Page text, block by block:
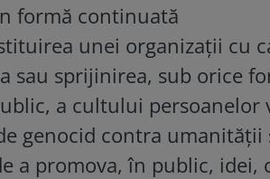
formă continuată
unei organizaţii cu
sau sprijinirea, sub orice
a cultului persoanelor
genocid contra umanităţii
a promova, în public, idei,